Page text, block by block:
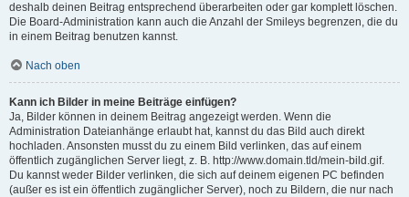
deshalb deinen Beitrag entsprechend überarbeiten oder gar komplett löschen.
Die Board-Administration kann auch die Anzahl der Smileys begrenzen, die du
in einem Beitrag benutzen kannst.
Nach oben
Kann ich Bilder in meine Beiträge einfügen?
Ja, Bilder können in deinem Beitrag angezeigt werden. Wenn die
Administration Dateianhänge erlaubt hat, kannst du das Bild auch direkt
hochladen. Ansonsten musst du zu einem Bild verlinken, das auf einem
öffentlich zugänglichen Server liegt, z. B. http://www.domain.tld/mein-bild.gif.
Du kannst weder Bilder verlinken, die sich auf deinem eigenen PC befinden
(außer es ist ein öffentlich zugänglicher Server), noch zu Bildern, die nur nach